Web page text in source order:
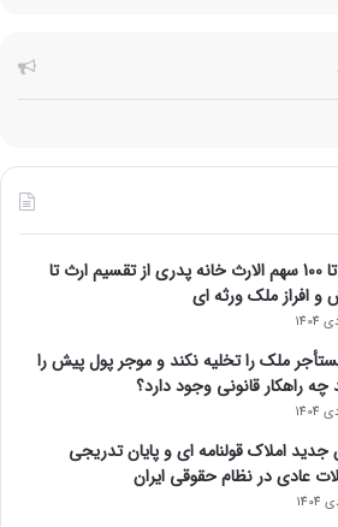
صفر تا 100 سهم الارث خانه پدری از تقسیم ارث تا
و افراز ملک ورثه ای
ملک را تخلیه نکند و موجر پول پیش را
راهکار قانونی وجود دارد؟
جدید املاک قولنامه ای و پایان تدریجی
عادی در نظام حقوقی ایران